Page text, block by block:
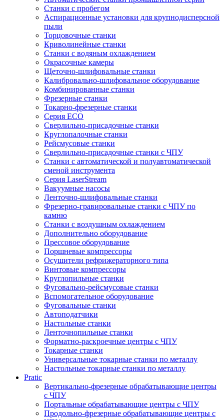
Станки с пробегом
Аспирационные установки для крупнодисперсной
пыли
Торцовочные станки
Криволинейные станки
Станки с водяным охлаждением
Окрасочные камеры
Щеточно-шлифовальные станки
Калибровально-шлифовальное оборудование
Комбинированные станки
Фрезерные станки
Токарно-фрезерные станки
Серия ECO
Сверлильно-присадочные станки
Круглопалочные станки
Рейсмусовые станки
Сверлильно-присадочные станки с ЧПУ
Станки с автоматической и полуавтоматической
сменой инструмента
Серия LaserStream
Вакуумные насосы
Ленточно-шлифовальные станки
Фрезерно-гравировальные станки с ЧПУ по
камню
Станки с воздушным охлаждением
Дополнительно оборудование
Прессовое оборудование
Поршневые компрессоры
Осушители рефрижераторного типа
Винтовые компрессоры
Круглопильные станки
Фуговально-рейсмусовые станки
Вспомогательное оборудование
Фуговальные станки
Автоподатчики
Настольные станки
Ленточнопильные станки
Форматно-раскроечные центры с ЧПУ
Токарные станки
Универсальные токарные станки по металлу
Настольные токарные станки по металлу
Pratic
Вертикально-фрезерные обрабатывающие центры
с ЧПУ
Портальные обрабатывающие центры с ЧПУ
Продольно-фрезерные обрабатывающие центры с